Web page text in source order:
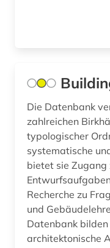
druckgrafik (1)
dänemark (1)
elearning (1)
england (1)
Die Datenbank
zahlreichen
typologischer
systematische
bietet sie Zugang
Recherche zu
und Gebäudelehre. Einen Schwerpunkt
Datenbank
architektonische